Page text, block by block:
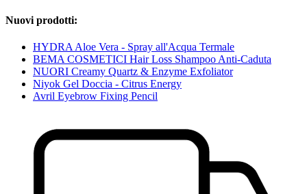
Nuovi prodotti:
HYDRA Aloe Vera - Spray all'Acqua Termale
BEMA COSMETICI Hair Loss Shampoo Anti-Caduta
NUORI Creamy Quartz & Enzyme Exfoliator
Niyok Gel Doccia - Citrus Energy
Avril Eyebrow Fixing Pencil